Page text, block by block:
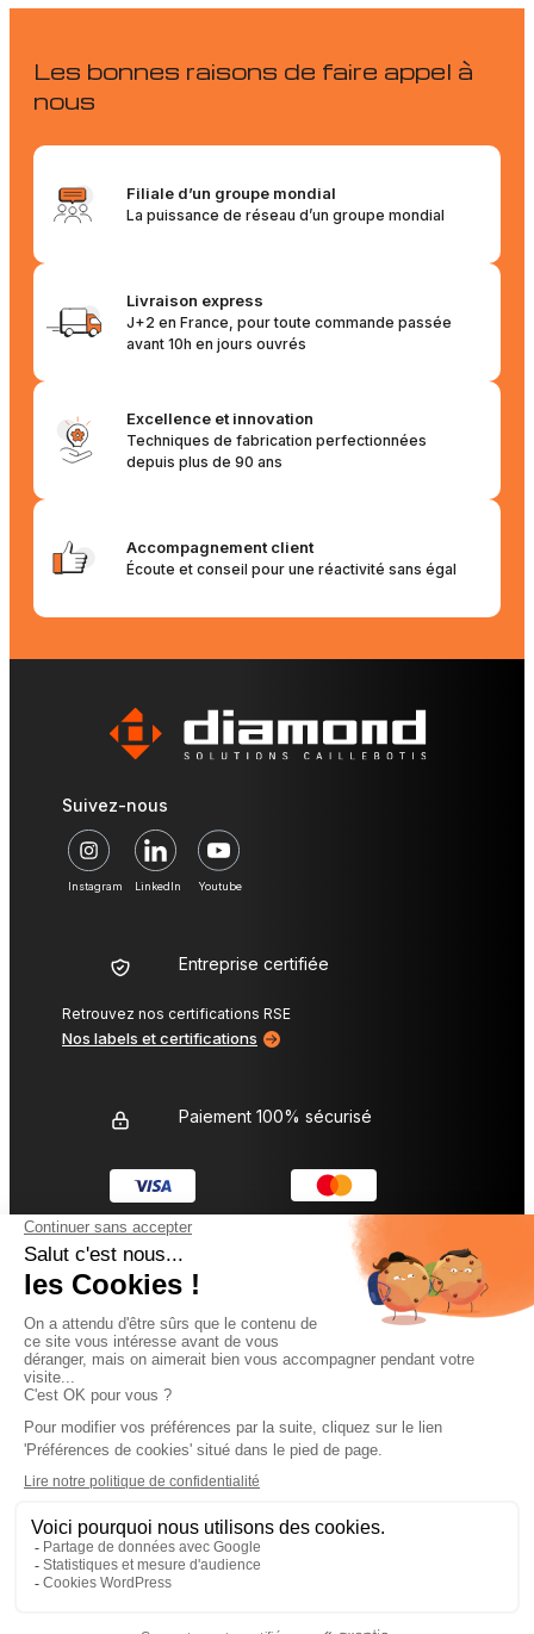
Les bonnes raisons de faire appel à
nous
Filiale d’un groupe mondial
La puissance de réseau d’un groupe mondial
Livraison express
J+2 en France, pour toute commande passée
avant 10h en jours ouvrés
Excellence et innovation
Techniques de fabrication perfectionnées
depuis plus de 90 ans
Accompagnement client
Écoute et conseil pour une réactivité sans égal
Suivez-nous
Instagram LinkedIn Youtube
Entreprise certifiée
Retrouvez nos certifications RSE
Nos labels et certifications
Paiement 100% sécurisé
L’entreprise Diamond
Nos services sur-mesure
Astuces et inspirations
Mentions légales
Politique de confidentialité
Gestion des cookies